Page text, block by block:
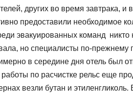
других во время завтрака,
предоставили необходимое
эвакуированных команд
но специалисты по-
в середине дня отель был
работы по расчистке рельс еще
везли бутан и этиленгликоль.